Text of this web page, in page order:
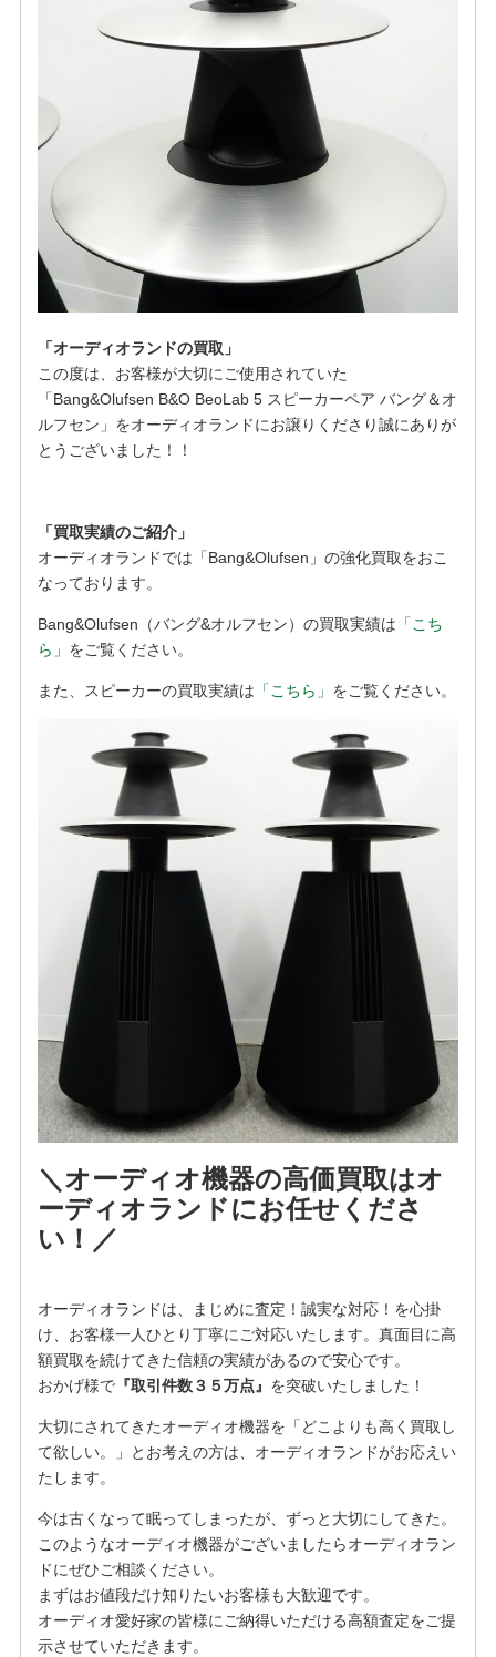
「オーディオランドの買取」
この度は、お客様が大切にご使用されていた
「Bang&Olufsen B&O BeoLab 5 スピーカーペア バング＆オ
ルフセン」をオーディオランドにお譲りくださり誠にありが
とうございました！！
「買取実績のご紹介」
オーディオランドでは「Bang&Olufsen」の強化買取をおこ
なっております。
Bang&Olufsen（バング&オルフセン）の買取実績は 「こち
ら」 をご覧ください。
また、スピーカーの買取実績は 「こちら」 をご覧ください。
＼オーディオ機器の高価買取はオ
ーディオランドにお任せくださ
い！／
オーディオランドは、まじめに査定！誠実な対応！を⼼掛
け、お客様⼀⼈ひとり丁寧にご対応いたします。真面目に高
額買取を続けてきた信頼の実績があるので安心です。
おかげ様で『取引件数３５万点』 を突破いたしました！
大切にされてきたオーディオ機器を「どこよりも高く買取し
て欲しい。」とお考えの方は、オーディオランドがお応えい
たします。
今は古くなって眠ってしまったが、ずっと大切にしてきた。
このようなオーディオ機器がございましたらオーディオラン
ドにぜひご相談ください。
まずはお値段だけ知りたいお客様も大歓迎です。
オーディオ愛好家の皆様にご納得いただける高額査定をご提
示させていただきます。